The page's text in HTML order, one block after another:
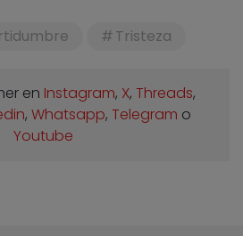
Tristeza
en Instagram, X, Threads,
, Whatsapp, Telegram o
Youtube